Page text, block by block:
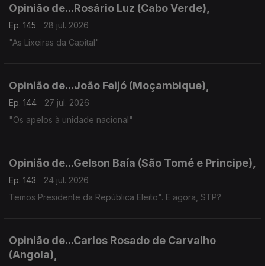
Opinião de...Rosário Luz (Cabo Verde),
Ep. 145
28 jul. 2026
"As Lixeiras da Capital"
Opinião de...João Feijó (Moçambique),
Ep. 144
27 jul. 2026
"Os apelos à unidade nacional"
Opinião de...Gelson Baía (São Tomé e Principe),
Ep. 143
24 jul. 2026
Temos Presidente da República Eleito". E agora, STP?
Opinião de...Carlos Rosado de Carvalho
(Angola),